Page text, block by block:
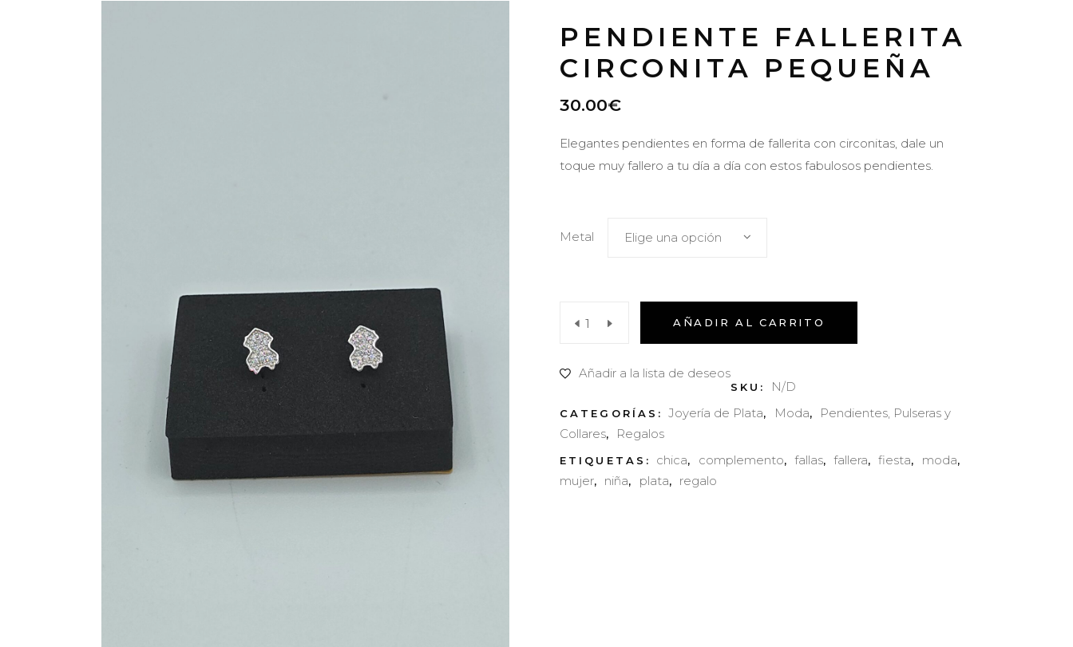
PENDIENTE FALLERITA
CIRCONITA PEQUEÑA
30.00€
Elegantes pendientes en forma de fallerita con circonitas, dale un
toque muy fallero a tu día a día con estos fabulosos pendientes.
Metal Elige una opción
Pendiente
fallerita
circonita
quantity
AÑADIR AL CARRITO
Añadir a la lista de deseos
SKU: N/D
CATEGORÍAS:Joyería de Plata, Moda,
Pendientes, Pulseras y
Collares, Regalos
ETIQUETAS: chica, complemento, fallas,fallera,fiesta, moda,
mujer, niña, plata, regalo